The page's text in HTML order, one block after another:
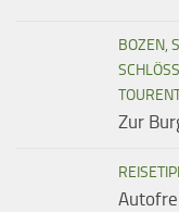
BOZEN,
Zur